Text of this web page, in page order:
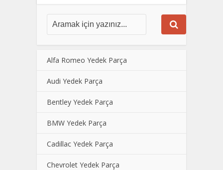
Alfa Romeo Yedek Parça
Audi Yedek Parça
Bentley Yedek Parça
BMW Yedek Parça
Cadillac Yedek Parça
Chevrolet Yedek Parça